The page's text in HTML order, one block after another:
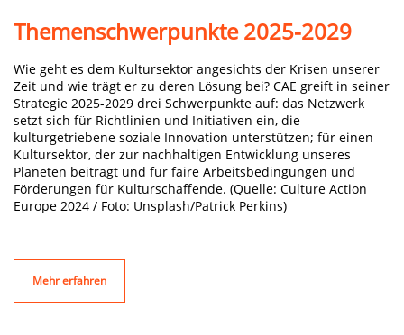
Themenschwerpunkte 2025-2029
Wie geht es dem Kultursektor angesichts der Krisen unserer
Zeit und wie trägt er zu deren Lösung bei? CAE greift in seiner
Strategie 2025-2029 drei Schwerpunkte auf: das Netzwerk
setzt sich für Richtlinien und Initiativen ein, die
kulturgetriebene soziale Innovation unterstützen; für einen
Kultursektor, der zur nachhaltigen Entwicklung unseres
Planeten beiträgt und für faire Arbeitsbedingungen und
Förderungen für Kulturschaffende. (Quelle: Culture Action
Europe 2024 / Foto: Unsplash/Patrick Perkins)
Mehr erfahren